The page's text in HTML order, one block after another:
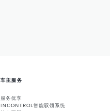
车主服务
服务优享
INCONTROL智能驭领系统